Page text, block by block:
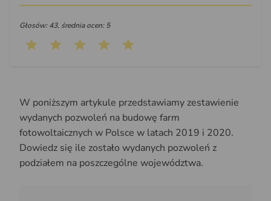
Głosów: 43, średnia ocen: 5
W poniższym artykule przedstawiamy zestawienie
wydanych pozwoleń na budowę farm
fotowoltaicznych w Polsce w latach 2019 i 2020.
Dowiedz się ile zostało wydanych pozwoleń z
podziałem na poszczególne województwa.